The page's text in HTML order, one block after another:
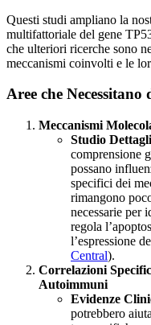
Questi studi ampliano la
multifattoriale del gene
che ulteriori ricerche sono
meccanismi coinvolti e le
Aree che
Meccanismi
Studio
comprensione
possano
specifici dei
rimangono
necessarie per
regola
l’espressione
Central)​​​.
Correlazioni
Autoimmuni
Evidenze
potrebbero